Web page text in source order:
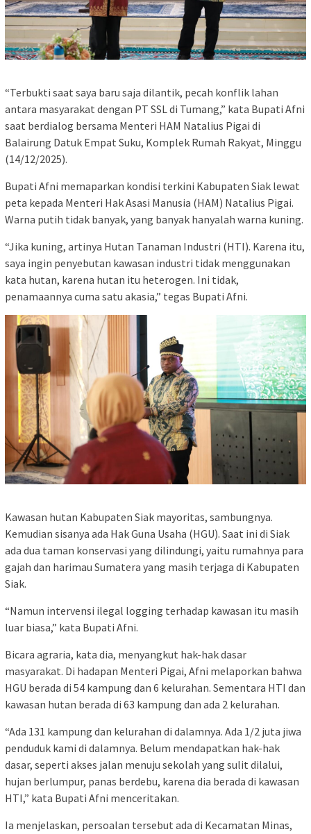
“Terbukti saat saya baru saja dilantik, pecah konflik lahan
antara masyarakat dengan PT SSL di Tumang,” kata Bupati Afni
saat berdialog bersama Menteri HAM Natalius Pigai di
Balairung Datuk Empat Suku, Komplek Rumah Rakyat, Minggu
(14/12/2025).
Bupati Afni memaparkan kondisi terkini Kabupaten Siak lewat
peta kepada Menteri Hak Asasi Manusia (HAM) Natalius Pigai.
Warna putih tidak banyak, yang banyak hanyalah warna kuning.
“Jika kuning, artinya Hutan Tanaman Industri (HTI). Karena itu,
saya ingin penyebutan kawasan industri tidak menggunakan
kata hutan, karena hutan itu heterogen. Ini tidak,
penamaannya cuma satu akasia,” tegas Bupati Afni.
Kawasan hutan Kabupaten Siak mayoritas, sambungnya.
Kemudian sisanya ada Hak Guna Usaha (HGU). Saat ini di Siak
ada dua taman konservasi yang dilindungi, yaitu rumahnya para
gajah dan harimau Sumatera yang masih terjaga di Kabupaten
Siak.
“Namun intervensi ilegal logging terhadap kawasan itu masih
luar biasa,” kata Bupati Afni.
Bicara agraria, kata dia, menyangkut hak-hak dasar
masyarakat. Di hadapan Menteri Pigai, Afni melaporkan bahwa
HGU berada di 54 kampung dan 6 kelurahan. Sementara HTI dan
kawasan hutan berada di 63 kampung dan ada 2 kelurahan.
“Ada 131 kampung dan kelurahan di dalamnya. Ada 1/2 juta jiwa
penduduk kami di dalamnya. Belum mendapatkan hak-hak
dasar, seperti akses jalan menuju sekolah yang sulit dilalui,
hujan berlumpur, panas berdebu, karena dia berada di kawasan
HTI,” kata Bupati Afni menceritakan.
Ia menjelaskan, persoalan tersebut ada di Kecamatan Minas,